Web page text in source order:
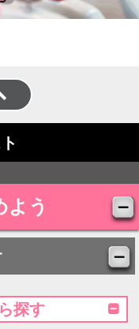
よう
探す